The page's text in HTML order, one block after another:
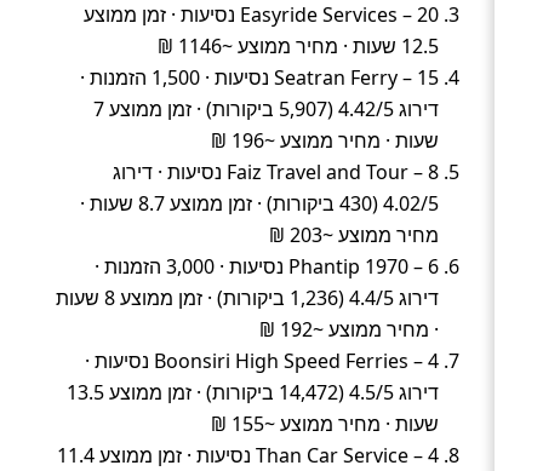
Easyride Services – 20 נסיעות · זמן ממוצע
12.5 שעות · מחיר ממוצע ~1146 ₪
Seatran Ferry – 15 נסיעות · 1,500 הזמנות ·
דירוג 4.42/5 (5,907 ביקורות) · זמן ממוצע 7
שעות · מחיר ממוצע ~196 ₪
Faiz Travel and Tour – 8 נסיעות · דירוג
4.02/5 (430 ביקורות) · זמן ממוצע 8.7 שעות ·
מחיר ממוצע ~203 ₪
Phantip 1970 – 6 נסיעות · 3,000 הזמנות ·
דירוג 4.4/5 (1,236 ביקורות) · זמן ממוצע 8 שעות
· מחיר ממוצע ~192 ₪
Boonsiri High Speed Ferries – 4 נסיעות ·
דירוג 4.5/5 (14,472 ביקורות) · זמן ממוצע 13.5
שעות · מחיר ממוצע ~155 ₪
Than Car Service – 4 נסיעות · זמן ממוצע 11.4